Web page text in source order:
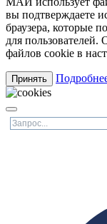
вы подтверждаете
браузера, которые
для пользователей.
файлов cookie в
Принять